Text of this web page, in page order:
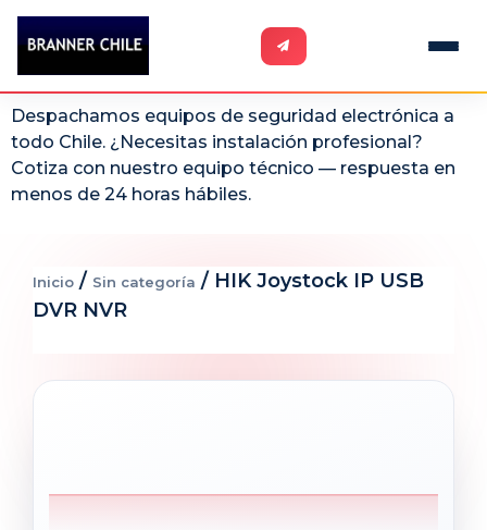
Despachamos equipos de seguridad electrónica a
todo Chile. ¿Necesitas instalación profesional?
Cotiza con nuestro equipo técnico — respuesta en
menos de 24 horas hábiles.
Inicio / Sin categoría / HIK Joystock IP USB
DVR NVR